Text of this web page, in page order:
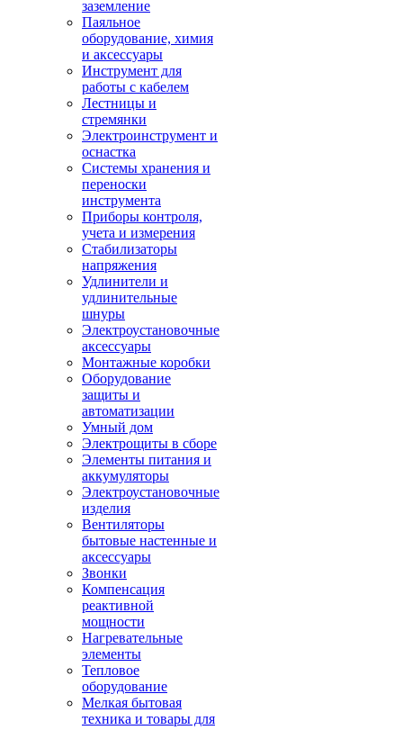
заземление
Паяльное
оборудование, химия
и аксессуары
Инструмент для
работы с кабелем
Лестницы и
стремянки
Электроинструмент и
оснастка
Системы хранения и
переноски
инструмента
Приборы контроля,
учета и измерения
Стабилизаторы
напряжения
Удлинители и
удлинительные
шнуры
Электроустановочные
аксессуары
Монтажные коробки
Оборудование
защиты и
автоматизации
Умный дом
Электрощиты в сборе
Элементы питания и
аккумуляторы
Электроустановочные
изделия
Вентиляторы
бытовые настенные и
аксессуары
Звонки
Компенсация
реактивной
мощности
Нагревательные
элементы
Тепловое
оборудование
Мелкая бытовая
техника и товары для